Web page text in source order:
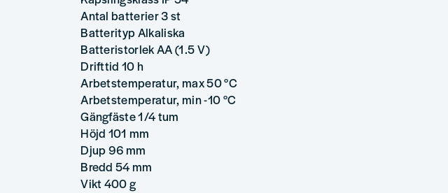
Antal batterier 3 st
Batterityp Alkaliska
Batteristorlek AA (1.5 V)
Drifttid 10 h
Arbetstemperatur, max 50 °C
Arbetstemperatur, min -10 °C
Gängfäste 1/4 tum
Höjd 101 mm
Djup 96 mm
Bredd 54 mm
Vikt 400 g